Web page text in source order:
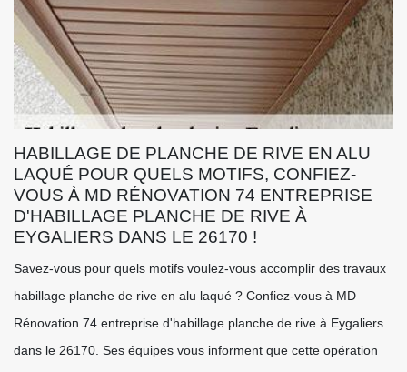
HABILLAGE DE PLANCHE DE RIVE EN ALU
LAQUÉ POUR QUELS MOTIFS, CONFIEZ-
VOUS À MD RÉNOVATION 74 ENTREPRISE
D'HABILLAGE PLANCHE DE RIVE À
EYGALIERS DANS LE 26170 !
Savez-vous pour quels motifs voulez-vous accomplir des travaux
habillage planche de rive en alu laqué ? Confiez-vous à MD
Rénovation 74 entreprise d'habillage planche de rive à Eygaliers
dans le 26170. Ses équipes vous informent que cette opération